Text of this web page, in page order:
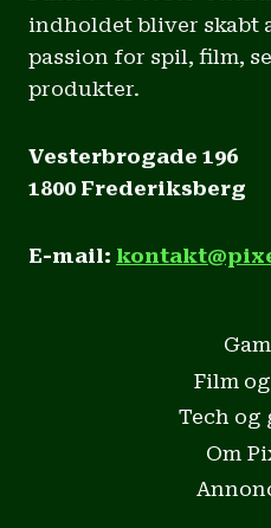
indholdet bliver skabt
passion for spil, film,
produkter.
Vesterbrogade 196
1800 Frederiksberg
E-mail:
Film
Tech og
Om